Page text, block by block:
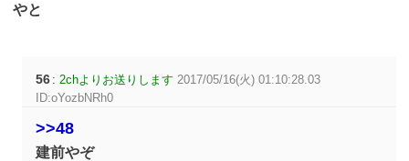
やと
56 : 2chよりお送りします 2017/05/16(火) 01:10:28.03
ID:oYozbNRh0
>>48
建前やぞ